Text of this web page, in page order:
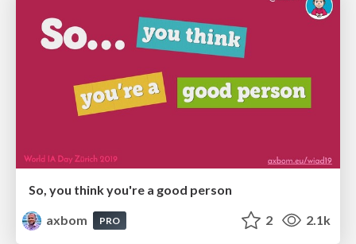
So, you think you're a good person
axbom
PRO 2 2.1k